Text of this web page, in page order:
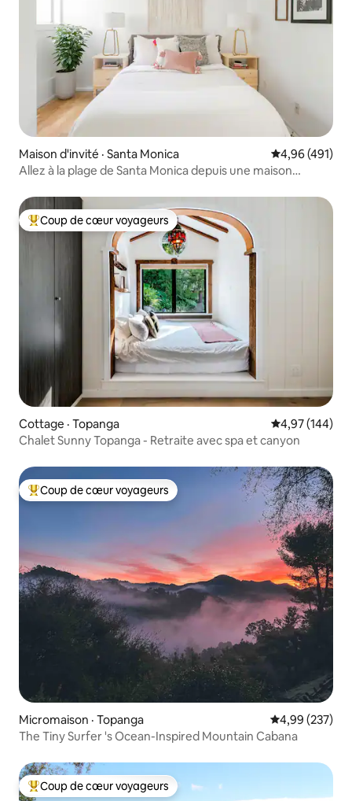
Maison d'invité · Santa Monica Note
4,96 (491)
Allez à la plage de Santa Monica depuis une maison
Coup de cœur voyageurs parmi les plus aimés
Coup de cœur voyageurs
Cottage · Topanga Note
4,97 (144)
Chalet Sunny Topanga - Retraite avec spa et canyon
Coup de cœur voyageurs parmi les plus aimés
Coup de cœur voyageurs
Micromaison · Topanga Note
4,99 (237)
The Tiny Surfer 's Ocean-Inspired Mountain Cabana
Coup de cœur voyageurs parmi les plus aimés
Coup de cœur voyageurs